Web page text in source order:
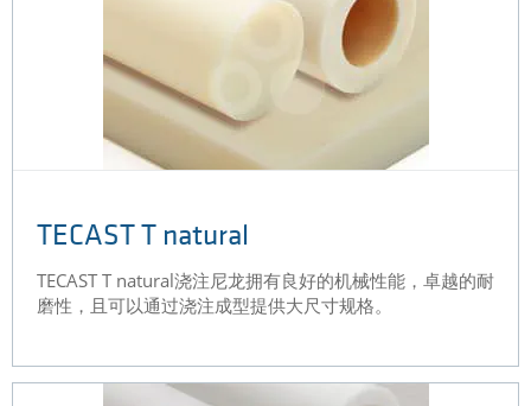
TECAST T natural
TECAST T natural浇注尼龙拥有良好的机械性能，卓越的耐
磨性，且可以通过浇注成型提供大尺寸规格。